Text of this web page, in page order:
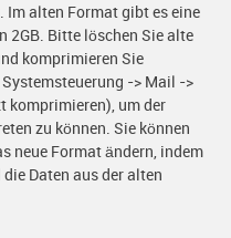
Im alten Format gibt es eine
2GB. Bitte löschen Sie alte
komprimieren Sie
-> Mail ->
komprimieren), um der
zu können. Sie können
neue Format ändern, indem
Daten aus der alten